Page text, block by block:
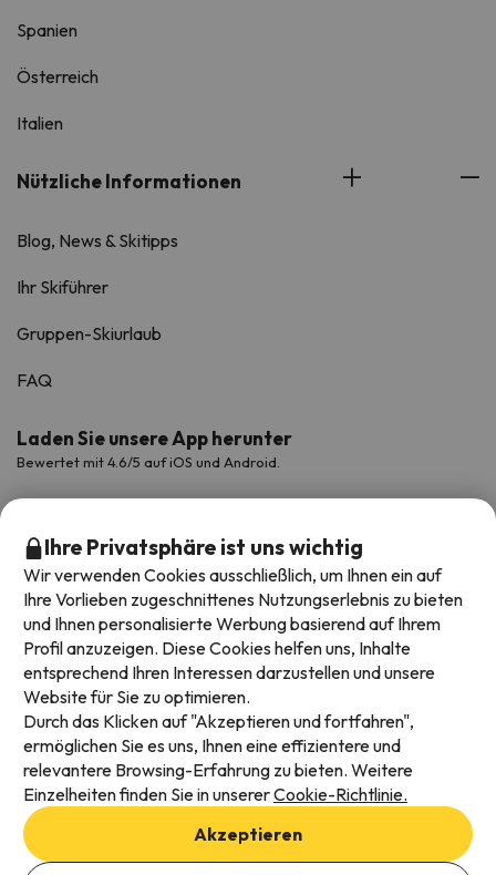
Spanien
Österreich
Italien
Nützliche Informationen
Blog, News & Skitipps
Ihr Skiführer
Gruppen-Skiurlaub
FAQ
Laden Sie unsere App herunter
Bewertet mit 4.6/5 auf iOS und Android.
Verfügbare Zahlungsarten
Impressum und AGBs
Datenschutz
Ihre Privatsphäre ist uns wichtig
Wir verwenden Cookies ausschließlich, um Ihnen ein auf
Ihre Vorlieben zugeschnittenes Nutzungserlebnis zu bieten
und Ihnen personalisierte Werbung basierend auf Ihrem
Profil anzuzeigen. Diese Cookies helfen uns, Inhalte
entsprechend Ihren Interessen darzustellen und unsere
Website für Sie zu optimieren.
Durch das Klicken auf "Akzeptieren und fortfahren",
ermöglichen Sie es uns, Ihnen eine effizientere und
relevantere Browsing-Erfahrung zu bieten. Weitere
Einzelheiten finden Sie in unsererCookie-Richtlinie.
Akzeptieren